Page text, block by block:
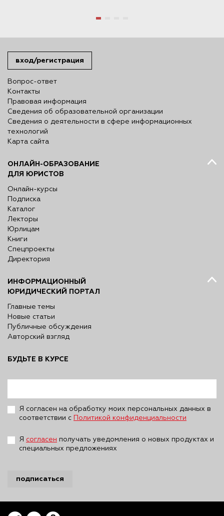
вход/регистрация
Вопрос-ответ
Контакты
Правовая информация
Сведения об образовательной организации
Сведения о деятельности в сфере информационных
технологий
Карта сайта
ОНЛАЙН-ОБРАЗОВАНИЕ
ДЛЯ ЮРИСТОВ
Онлайн-курсы
Подписка
Каталог
Лекторы
Юрлицам
Книги
Спецпроекты
Директория
ИНФОРМАЦИОННЫЙ
ЮРИДИЧЕСКИЙ ПОРТАЛ
Главные темы
Новые статьи
Публичные обсуждения
Авторский взгляд
БУДЬТЕ В КУРСЕ
Я согласен на обработку моих персональных данных в
соответствии с
Политикой конфиденциальности
Я согласен получать уведомления о новых продуктах и
специальных предложениях
подписаться